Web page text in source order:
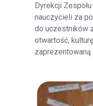
Dyrekcji Zespołu
nauczycieli za
do uczestników
otwartość,